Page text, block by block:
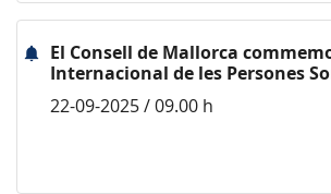
El Consell de Mallorca
Internacional de les Persones
22-09-2025 / 09.00 h